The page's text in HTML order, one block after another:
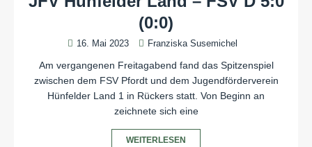
(0:0)
16. Mai 2023 Franziska Susemichel
Am vergangenen Freitagabend fand das Spitzenspiel
zwischen dem FSV Pfordt und dem Jugendförderverein
Hünfelder Land 1 in Rückers statt. Von Beginn an
zeichnete sich eine
WEITERLESEN